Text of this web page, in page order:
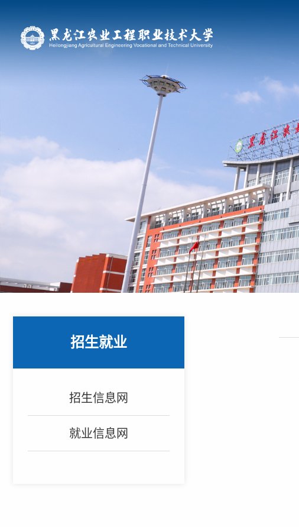
招生就业
招生信息网
就业信息网